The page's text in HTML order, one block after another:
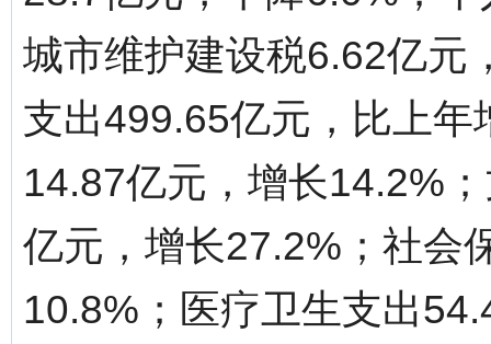
城市维护建设税6.62亿元
支出499.65亿元，比上
14.87亿元，增长14.2%
亿元，增长27.2%；社会
10.8%；医疗卫生支出